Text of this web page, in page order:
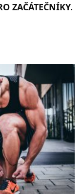
ZAČÁTEČNÍKY.